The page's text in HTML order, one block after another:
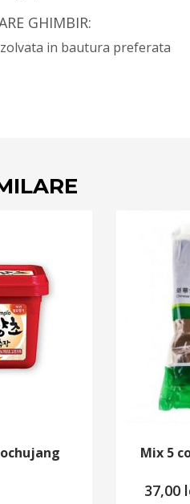
GHIMBIR:
in bautura preferata
Mix 5
37,00